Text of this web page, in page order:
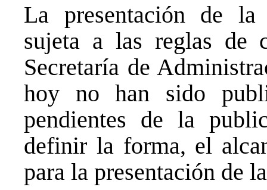
La presentación de la
sujeta a las reglas de
Secretaría de
hoy no han sido
pendientes de la
definir la forma, el
para la presentación de